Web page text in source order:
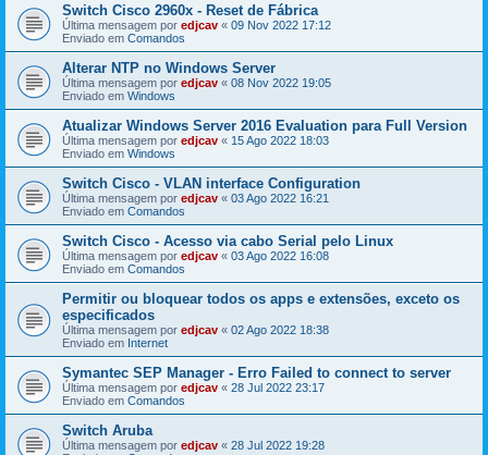
Switch Cisco 2960x - Reset de Fábrica
Última mensagem por edjcav « 09 Nov 2022 17:12
Enviado em Comandos
Alterar NTP no Windows Server
Última mensagem por edjcav « 08 Nov 2022 19:05
Enviado em Windows
Atualizar Windows Server 2016 Evaluation para Full Version
Última mensagem por edjcav « 15 Ago 2022 18:03
Enviado em Windows
Switch Cisco - VLAN interface Configuration
Última mensagem por edjcav « 03 Ago 2022 16:21
Enviado em Comandos
Switch Cisco - Acesso via cabo Serial pelo Linux
Última mensagem por edjcav « 03 Ago 2022 16:08
Enviado em Comandos
Permitir ou bloquear todos os apps e extensões, exceto os
especificados
Última mensagem por edjcav « 02 Ago 2022 18:38
Enviado em Internet
Symantec SEP Manager - Erro Failed to connect to server
Última mensagem por edjcav « 28 Jul 2022 23:17
Enviado em Comandos
Switch Aruba
Última mensagem por edjcav « 28 Jul 2022 19:28